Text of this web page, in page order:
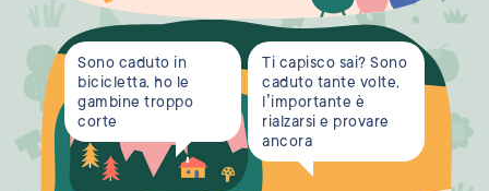
Sono caduto in
bicicletta, ho le
gambine troppo
corte
Ti capisco sai? Sono
caduto tante volte,
l’importante è
rialzarsi e provare
ancora